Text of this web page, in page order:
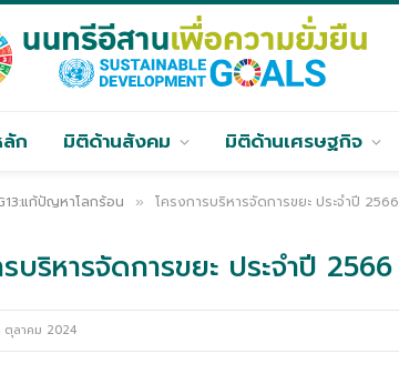
ก มิติด้านสังคม มิติด้านเศรษฐกิจ
แก้ปัญหาโลกร้อน » โครงการบริหารจัดการขยะ ประจำปี 2566
บริหารจัดการขยะ ประจำปี 2566
ตุลาคม 2024